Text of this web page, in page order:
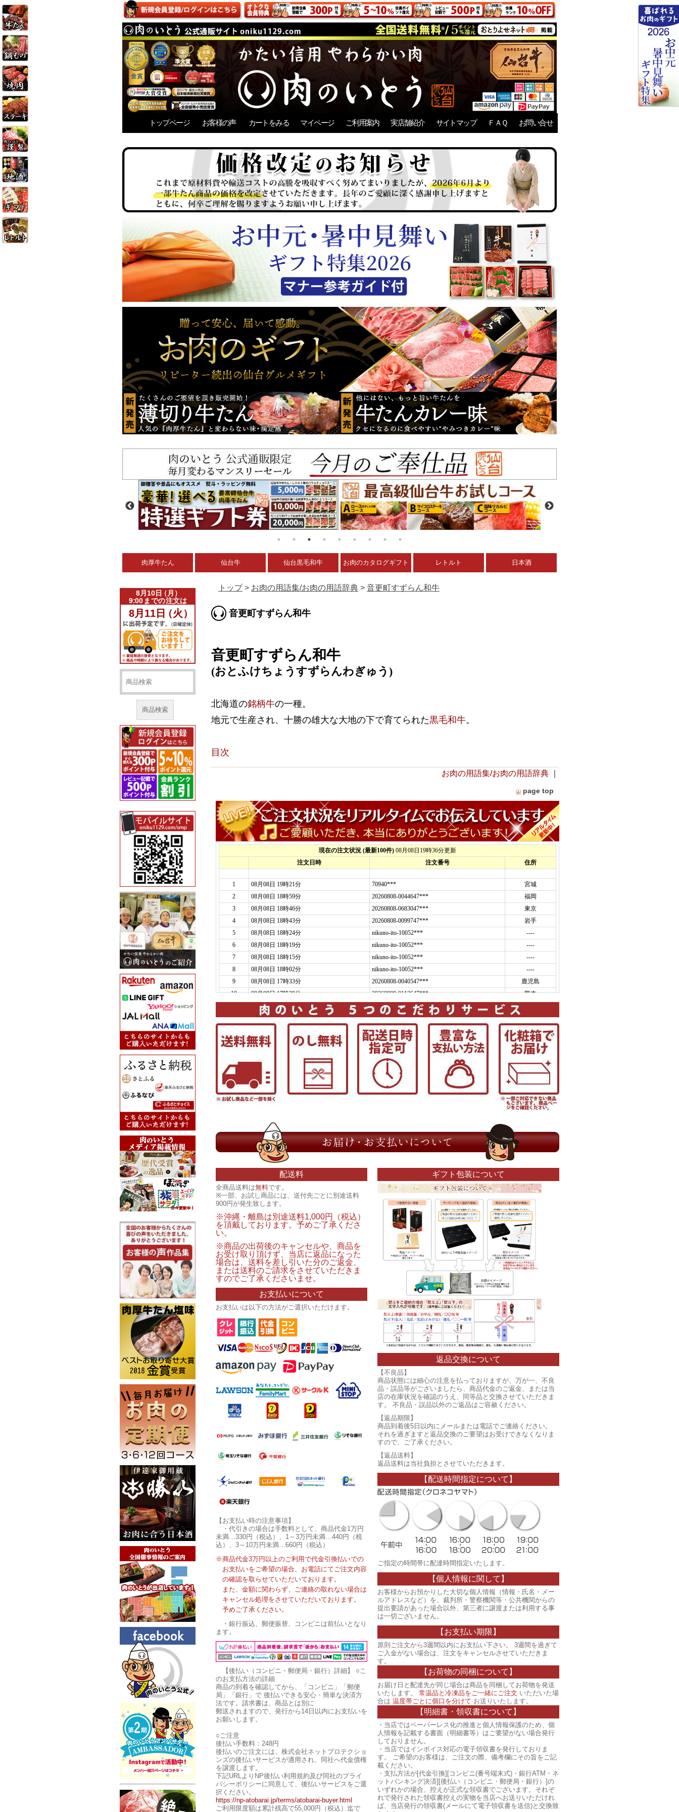
トップページ お客様の声 カートをみる マイページ ご利用案内 実店舗紹介 サイトマップ ＦＡＱ お問い合せ
肉厚牛たん 仙台牛 仙台黒毛和牛 お肉のカタログギフト レトルト 日本酒
商品検索
トップ> お肉の用語集/お肉の用語辞典 > 音更町すずらん和牛
音更町すずらん和牛
音更町すずらん和牛
(おとふけちょうすずらんわぎゅう)
北海道の銘柄牛の一種。
地元で生産され、十勝の雄大な大地の下で育てられた黒毛和牛。
目次
お肉の用語集/お肉の用語辞典
page top
配送料
全商品送料は無料です。
※一部、お試し商品には、送付先ごとに別途送料
900円が発生致します。
※沖縄・離島は別途送料1,000円（税込）
を頂戴しております。予めご了承くださ
い。
※商品の出荷後のキャンセルや、商品を
お受け取り頂けず、当店に返品になった
場合は、送料を差し引いた分のご返金、
または送料のご請求をさせていただきま
すのでご了承くださいませ。
お支払いについて
お支払いは以下の方法がご選択いただけます。
【お支払い時の注意事項】
・代引きの場合は手数料として、商品代金1万円
未満…330円（税込）、1～3万円未満…440円（税
込）、3～10万円未満…660円（税込）
※商品代金3万円以上のご利用で代金引換払いでの
お支払いをご希望の場合、お電話にてご注文内容
の確認を取らせていただいております。
また、金額に関わらず、ご連絡の取れない場合は
キャンセル処理をさせていただいております。
予めご了承ください。
・銀行振込、郵便振替、コンビニは前払いとなり
ます。
【後払い（コンビニ・郵便局・銀行）詳細】
○こ
のお支払方法の詳細
商品の到着を確認してから、「コンビニ」「郵便
局」「銀行」で 後払いできる安心・簡単な決済方
法です。請求書は、商品とは別に
郵送されますので、発行から14日以内にお支払いを
お願いします。
○ご注意
後払い手数料：248円
後払いのご注文には、株式会社ネットプロテクショ
ンズの後払いサービスが適用され、同社へ代金債権
を譲渡します。
下記URLよりNP後払い利用規約及び同社のプライ
バシーポリシーに同意して、後払いサービスをご選
択ください。
https://np-atobarai.jp/terms/atobarai-buyer.html
ご利用限度額は累計残高で55,000円（税込）迄で
ギフト包装について
返品交換について
【不良品】
商品状態には細心の注意を払っておりますが、万が一、不良
品・誤品等がございましたら、商品代金のご返金、または当
店の在庫状況を確認のうえ、同等品と交換させていただきま
す。 不良品・誤品以外のご返品はご容赦ください。
【返品期限】
商品到着後5日以内にメールまたは電話でご連絡ください。
それを過ぎますと返品交換のご要望はお受けできなくなりま
すので、ご了承ください。
【返品送料】
返品送料は当社負担とさせていただきます。
【配送時間指定について】
ご指定の時間帯に配達時間指定いたします。
【個人情報に関して】
お客様からお預かりした大切な個人情報（情報・氏名・メー
ルアドレスなど）を、裁判所・警察機関等・公共機関からの
提出要請があった場合以外、第三者に譲渡または利用する事
は一切ございません。
【お支払い期限】
原則ご注文から3週間以内にお支払い下さい。 3週間を過ぎて
ご入金がない場合は、注文をキャンセルさせていただきま
す。
【お荷物の同梱について】
お届け日と配達先が同じ場合は商品を同梱してお荷物を発送
いたします。 常温品と冷凍品をご一緒にご注文 いただいた場
合は 温度帯ごとに個口を分けて お送りいたします。
【明細書・領収書について】
・当店ではペーパーレス化の推進と個人情報保護のため、個
人情報を記載する書面（明細書等）はご要望がない場合発行
しておりません。
・当店ではインボイス対応の電子領収書を発行しておりま
す。 ご希望のお客様は、ご注文の際、備考欄にその旨をご記
載ください。
・支払方法が[代金引換][コンビニ(番号端末式)・銀行ATM・ネ
ットバンキング決済][後払い（コンビニ・郵便局・銀行）]の
いずれかの場合、控えが正式な領収書でございます。それぞ
れで発行された領収書控えの実物を当店へお送りいただけれ
ば、当店発行の領収書(メールにて電子領収書を送信)と交換致